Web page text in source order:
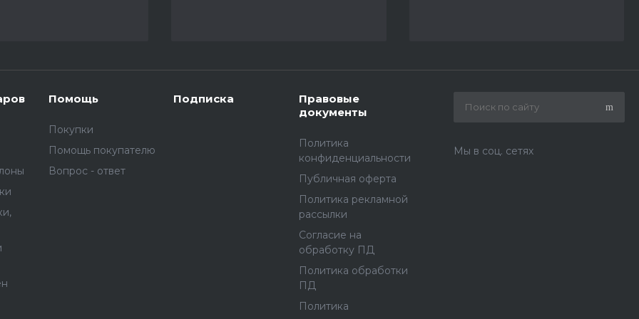
Помощь
Покупки
Помощь покупателю
Вопрос - ответ
Подписка
Правовые
документы
Политика
конфиденциальности
Публичная оферта
Политика рекламной
рассылки
Согласие на
обработку ПД
Политика обработки
ПД
Политика
Мы в соц. сетях